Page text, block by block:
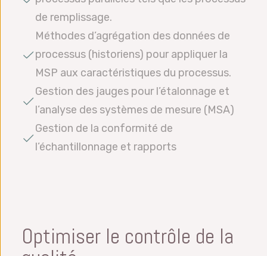
de remplissage.
Méthodes d’agrégation des données de
processus (historiens) pour appliquer la
MSP aux caractéristiques du processus.
Gestion des jauges pour l’étalonnage et
l’analyse des systèmes de mesure (MSA)
Gestion de la conformité de
l’échantillonnage et rapports
Optimiser le contrôle de la